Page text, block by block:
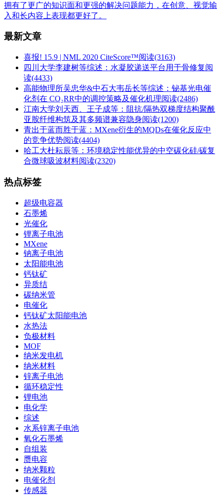
拥有了更广的知识面和更强的解决问题能力，在创意、视觉输
入和长内容上表现都更好了。
最新文章
喜报! 15.9 | NML 2020 CiteScore™阅读(3163)
四川大学李建树等综述：水凝胶递送平台用于骨修复阅
读(4433)
高能物理所吴忠华&中石大韦岳长等综述：铋基光电催
化剂在 CO₂RR中的调控策略及催化机理阅读(2486)
江南大学刘天西、王子成等：阻抗/隔热双梯度结构聚酰
亚胺纤维构筑及其多频谱兼容隐身阅读(1200)
青出于蓝而胜于蓝：MXene衍生的MQDs在催化反应中
的竞争优势阅读(4404)
哈工大杜耘辰等：环境稳定性能优异的中空碳化硅/碳复
合微球吸波材料阅读(2320)
热点标签
超级电容器
石墨烯
光催化
锂离子电池
MXene
钠离子电池
太阳能电池
钙钛矿
异质结
碳纳米管
电催化
钙钛矿太阳能电池
水热法
负极材料
MOF
纳米发电机
纳米材料
锌离子电池
循环稳定性
锂电池
电化学
综述
水系锌离子电池
氧化石墨烯
自组装
赝电容
纳米颗粒
电催化剂
传感器